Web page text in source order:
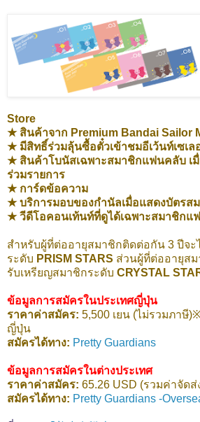
Store
★ สินค้าจาก Premium Bandai Sailor
★ มีสิทธิ์ร่วมลุ้นซื้อตั๋วเข้าชมอีเว้นท์เซเ
★ สินค้าโบนัสเฉพาะสมาชิกแฟนคลับ เ
ร่วมรายการ
★ การ์ดข้อความ
★ บริการมอบของกำนัลเมื่อแสดงบัตรส
★ วีดีโอคอนเท้นท์ที่ดูได้เฉพาะสมาชิกแ
สำหรับผู้ที่ต่ออายุสมาชิกติดต่อกัน 3 ปีจะ
ระดับ PRISM STARS ส่วนผู้ที่ต่ออายุส
รับเหรียญสมาชิกระดับ CRYSTAL
ข้อมูลการสมัครในประเทศญี่ปุ่น
ราคาค่าสมัคร: 5,500 เยน (ไม่รวมภาษี
ญี่ปุ่น
สมัครได้ทาง: Pretty Guardians
ข้อมูลการสมัครในต่างประเทศ
ราคาค่าสมัคร: 65.26 USD (รวมค่าจัดส่
สมัครได้ทาง: Pretty Guardians -